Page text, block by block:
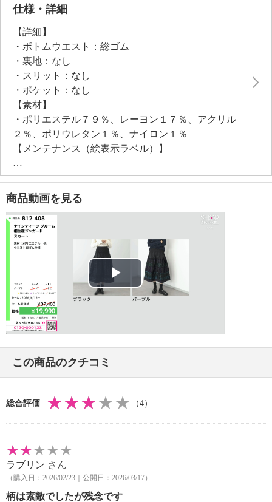
しやすいのもポイントです。
仕様・詳細
【詳細】
・ボトムウエスト：総ゴム
・裏地：なし
・スリット：なし
・ポケット：なし
【素材】
・ポリエステル７９％、レーヨン１７％、アクリル
２％、ポリウレタン１％、ナイロン１％
【メンテナンス（絵表示ラベル）】
・洗濯機・手洗い：不可
・漂白処理：塩素系・酸素系漂白不可
・タンブル乾燥：不可
・アイロン仕上げ：可（低温）
・ドライクリーニング：石油系ドライクリーニング可
・ウエットクリーニング：不可
【メンテナンス（ケアラベル）】
・長時間照射による変退色注意
・過度な力をかけない
【原産国（地）】
・日本製
商品動画を見る
Play
この商品のクチコミ
総合評価 （4）
ラブリン さん
（購入日：2026/02/23｜公開日：2026/03/17）
柄は素敵でしたが残念です